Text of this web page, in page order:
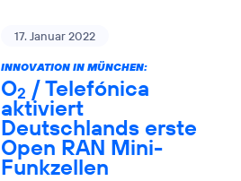
17. Januar 2022
INNOVATION IN MÜNCHEN:
O2 / Telefónica
aktiviert
Deutschlands erste
Open RAN Mini-
Funkzellen